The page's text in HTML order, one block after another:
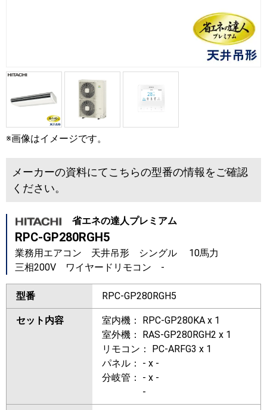
※画像はイメージです。
メーカーの資料にてこちらの型番の情報をご確認
ください。
省エネの達人プレミアム
RPC-GP280RGH5
業務用エアコン 天井吊形 シングル 10馬力
三相200V ワイヤードリモコン -
型番 RPC-GP280RGH5
セット内容
室内機： RPC-GP280KA x 1
室外機： RAS-GP280RGH2 x 1
リモコン： PC-ARFG3 x 1
パネル： - x -
分岐管： - x -
-